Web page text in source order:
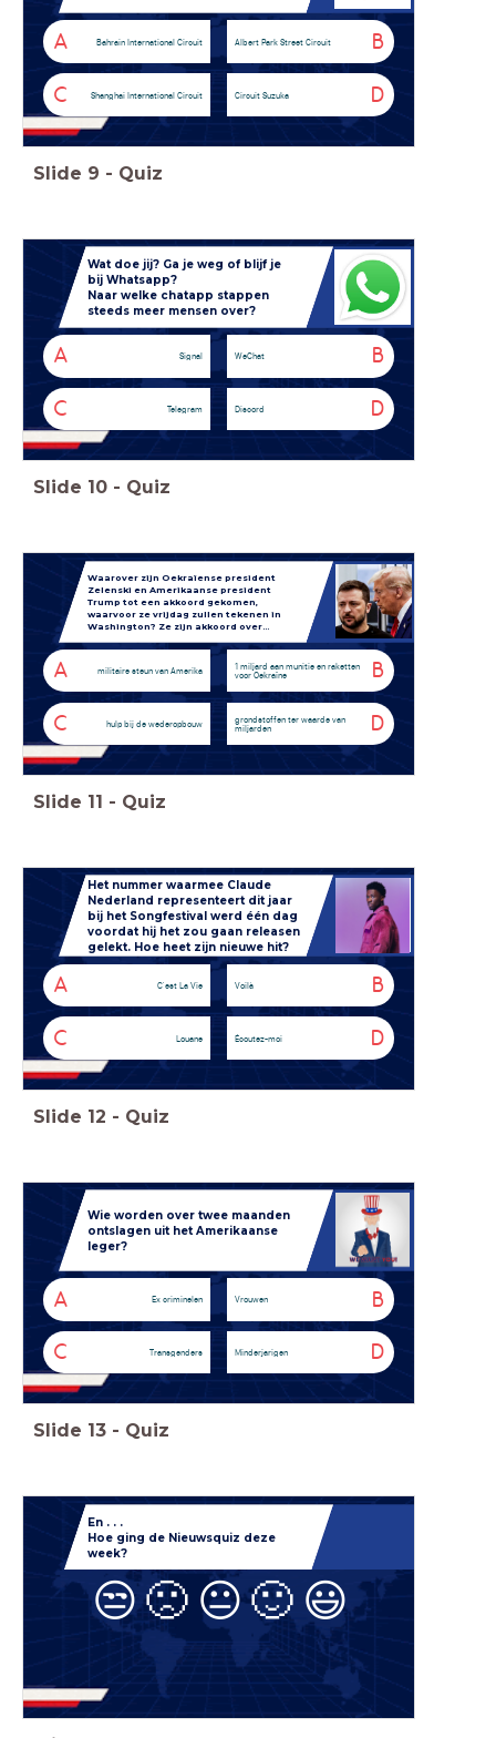
A Bahrain International Circuit B
Albert Park Street Circuit
C Shanghai International Circuit D
Circuit Suzuka
Slide 9 - Quiz
Wat doe jij? Ga je weg of blijf je
bij Whatsapp?
Naar welke chatapp stappen
steeds meer mensen over?
A Signal B
WeChat
C Telegram D
Discord
Slide 10 - Quiz
Waarover zijn Oekraïense president
Zelenski en Amerikaanse president
Trump tot een akkoord gekomen,
waarvoor ze vrijdag zullen tekenen in
Washington? Ze zijn akkoord over…
A militaire steun van Amerika B
1 miljard aan munitie en raketten
voor Oekraïne
C hulp bij de wederopbouw D
grondstoffen ter waarde van
miljarden
Slide 11 - Quiz
Het nummer waarmee Claude
Nederland representeert dit jaar
bij het Songfestival werd één dag
voordat hij het zou gaan releasen
gelekt. Hoe heet zijn nieuwe hit?
A C'est La Vie B
Voilà
C Louane D
Écoutez-moi
Slide 12 - Quiz
Wie worden over twee maanden
ontslagen uit het Amerikaanse
leger?
A Ex criminelen B
Vrouwen
C Transgenders D
Minderjarigen
Slide 13 - Quiz
En . . .
Hoe ging de Nieuwsquiz deze
week?
😒🙁 😐🙂 😃